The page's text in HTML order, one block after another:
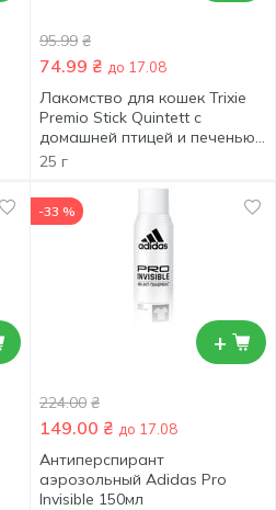
95.99 ₴
74.99 ₴ до 17.08
Лакомство для кошек Trixie
Premio Stick Quintett с
домашней птицей и печенью
палочки 5шт х 5г
25 г
+
-33 %
224.00 ₴
149.00 ₴ до 17.08
Антиперспирант
аэрозольный Adidas Pro
Invisible 150мл